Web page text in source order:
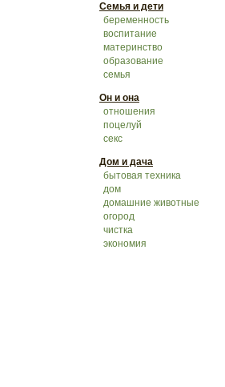
Семья и дети
беременность
воспитание
материнство
образование
семья
Он и она
отношения
поцелуй
секс
Дом и дача
бытовая техника
дом
домашние животные
огород
чистка
экономия